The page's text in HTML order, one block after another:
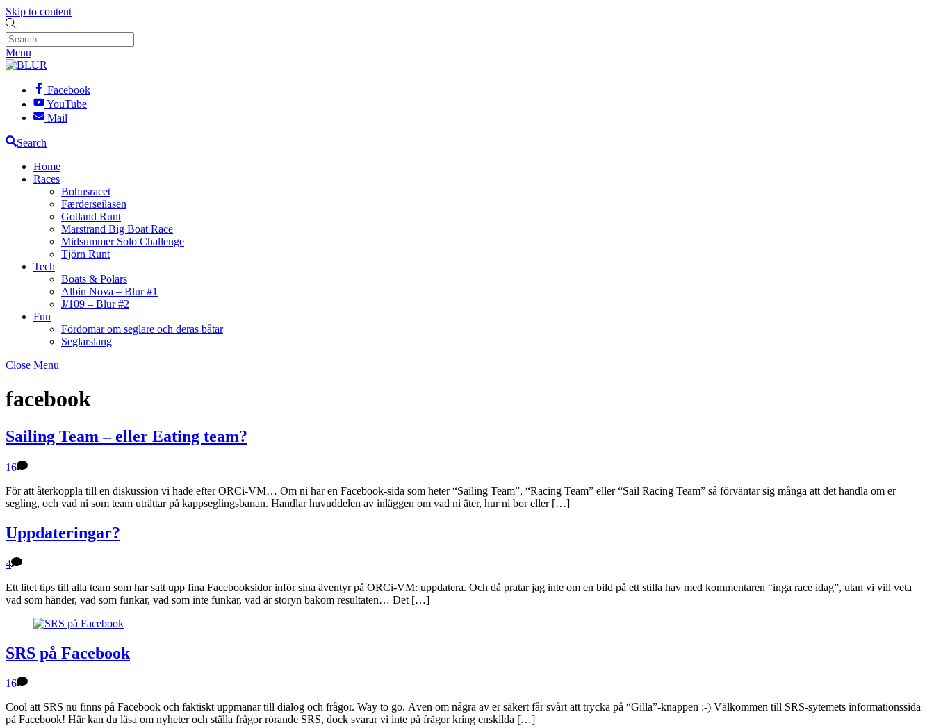
Skip to content
Menu
Facebook
YouTube
Mail
Search
Home
Races
Bohusracet
Færderseilasen
Gotland Runt
Marstrand Big Boat Race
Midsummer Solo Challenge
Tjörn Runt
Tech
Boats & Polars
Albin Nova – Blur #1
J/109 – Blur #2
Fun
Fördomar om seglare och deras båtar
Seglarslang
Close Menu
facebook
Sailing Team – eller Eating team?
16
För att återkoppla till en diskussion vi hade efter ORCi-VM… Om ni har en Facebook-sida som heter “Sailing Team”, “Racing Team” eller “Sail Racing Team” så förväntar sig många att det handla om er
segling, och vad ni som team uträttar på kappseglingsbanan. Handlar huvuddelen av inläggen om vad ni äter, hur ni bor eller […]
Uppdateringar?
4
Ett litet tips till alla team som har satt upp fina Facebooksidor inför sina äventyr på ORCi-VM: uppdatera. Och då pratar jag inte om en bild på ett stilla hav med kommentaren “inga race idag”, utan vi vill veta
vad som händer, vad som funkar, vad som inte funkar, vad är storyn bakom resultaten… Det […]
SRS på Facebook
16
Cool att SRS nu finns på Facebook och faktiskt uppmanar till dialog och frågor. Way to go. Även om några av er säkert får svårt att trycka på “Gilla”-knappen :-) Välkommen till SRS-sytemets informationssida
på Facebook! Här kan du läsa om nyheter och ställa frågor rörande SRS, dock svarar vi inte på frågor kring enskilda […]